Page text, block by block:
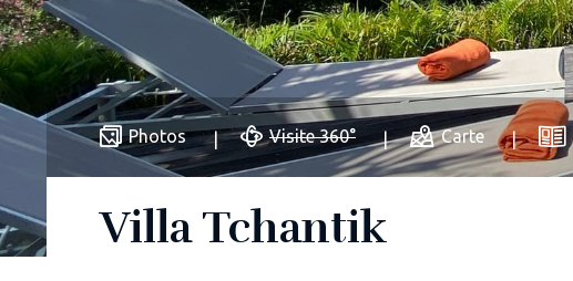
Photos Visite 360° Carte
Villa Tchantik